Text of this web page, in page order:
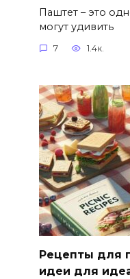
Паштет – это
могут удивить
7 1.4к.
Рецепты для
идеи для